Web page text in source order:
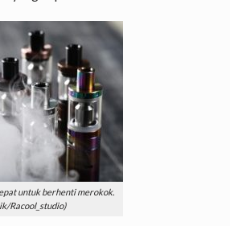
untuk berhenti merokok.
Racool_studio)